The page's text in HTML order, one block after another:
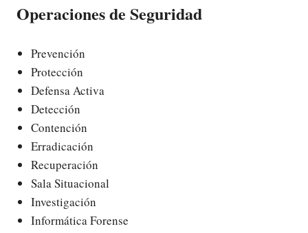
Operaciones de Seguridad
Prevención
Protección
Defensa Activa
Detección
Contención
Erradicación
Recuperación
Sala Situacional
Investigación
Informática Forense